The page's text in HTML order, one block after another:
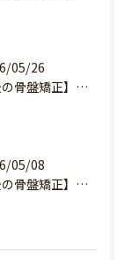
05/26
【産後の骨盤矯正】産後の原因不明なイライラ・疲れやすさは骨盤のせい？心と体を軽くするヒント
05/08
【産後の骨盤矯正】妊娠前のデニムが履けない…